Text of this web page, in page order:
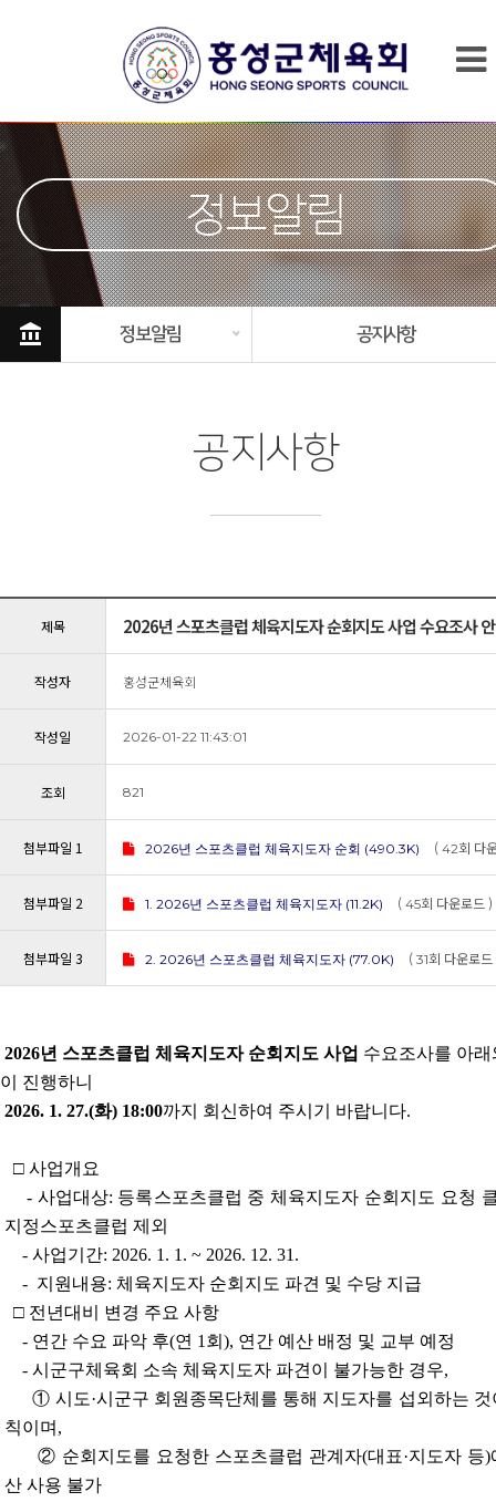
정보알림
account_balance 정보알림 공지사항
공지사항
제목 2026년 스포츠클럽 체육지도자 순회지도 사업 수요조사
작성자 홍성군체육회
작성일 2026-01-22 11:43:01
조회 821
첨부파일 1 2026년 스포츠클럽 체육지도자 순회 (490.3K) ( 42회 다
첨부파일 2 1. 2026년 스포츠클럽 체육지도자 (11.2K) ( 45회 다운로드 )
첨부파일 3 2. 2026년 스포츠클럽 체육지도자 (77.0K) ( 31회 다운로드
2026년 스포츠클럽 체육지도자 순회지도 사업 수요조사를 아래
이 진행하니
2026. 1. 27.(화) 18:00까지 회신하여 주시기 바랍니다.
□ 사업개요
- 사업대상: 등록스포츠클럽 중 체육지도자 순회지도 요청
지정스포츠클럽 제외
- 사업기간: 2026. 1. 1. ~ 2026. 12. 31.
- 지원내용: 체육지도자 순회지도 파견 및 수당 지급
□ 전년대비 변경 주요 사항
- 연간 수요 파악 후(연 1회), 연간 예산 배정 및 교부 예정
- 시군구체육회 소속 체육지도자 파견이 불가능한 경우,
① 시도·시군구 회원종목단체를 통해 지도자를 섭외하는 것
칙이며,
② 순회지도를 요청한 스포츠클럽 관계자(대표·지도자 등)
산 사용 불가